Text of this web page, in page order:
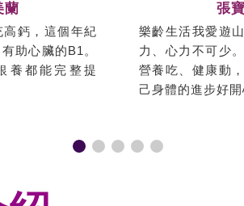
蘭
鈣，這個年紀
助心臟的B1。
養都能完整提
張
樂齡生活我愛遊
力、心力不可少
營養吃、健康動
己身體的進步好開